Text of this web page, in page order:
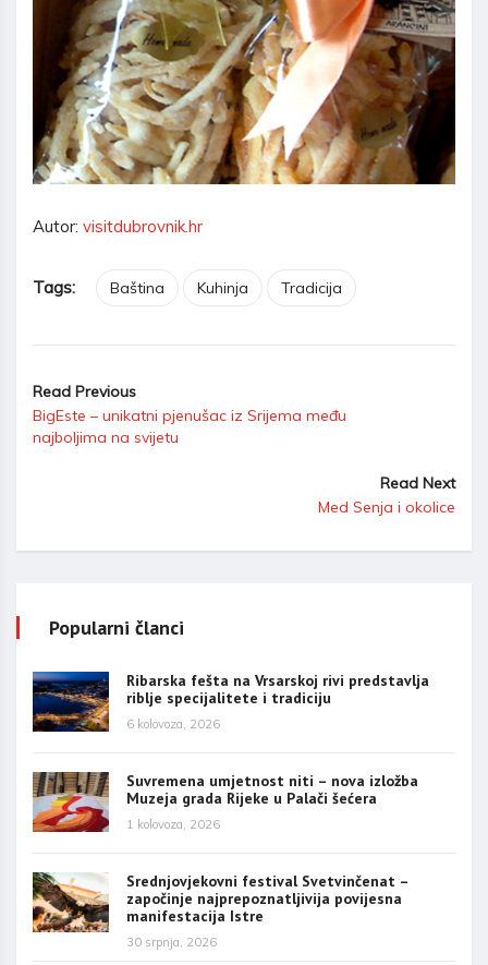
Autor: visitdubrovnik.hr
Tags: Baština Kuhinja Tradicija
Read Previous
BigEste – unikatni pjenušac iz Srijema među
najboljima na svijetu
Read Next
Med Senja i okolice
Popularni članci
Ribarska fešta na Vrsarskoj rivi predstavlja
riblje specijalitete i tradiciju
6 kolovoza, 2026
Suvremena umjetnost niti – nova izložba
Muzeja grada Rijeke u Palači šećera
1 kolovoza, 2026
Srednjovjekovni festival Svetvinčenat –
započinje najprepoznatljivija povijesna
manifestacija Istre
30 srpnja, 2026